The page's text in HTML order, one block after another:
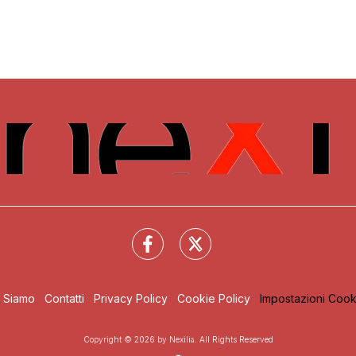
Siamo Contatti Privacy Policy Cookie Policy Impostazioni
Copyright © 2026 by Nexilia. All Rights Reserved